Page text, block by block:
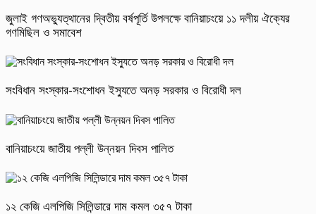
জুলাই গণঅভ্যুত্থানের দ্বিতীয় বর্ষপূর্তি উপলক্ষে বানিয়াচংয়ে ১১ দলীয় ঐক্যের
গণমিছিল ও সমাবেশ
সংবিধান সংস্কার-সংশোধন ইস্যুতে অনড় সরকার ও বিরোধী দল
বানিয়াচংয়ে জাতীয় পল্লী উন্নয়ন দিবস পালিত
১২ কেজি এলপিজি সিলিন্ডারে দাম কমল ৩৫৭ টাকা